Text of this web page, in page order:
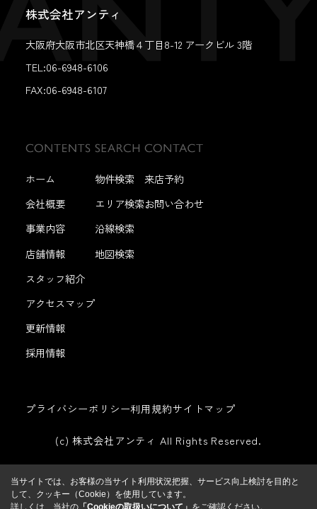
株式会社アンティ
大阪府大阪市北区天神橋４丁目8-12 アークビル 3階
TEL:06-6948-6106
FAX:06-6948-6107
ホーム
会社概要
事業内容
店舗情報
スタッフ紹介
アクセスマップ
更新情報
採用情報
物件検索
エリア検索
沿線検索
地図検索
来店予約
お問い合わせ
プライバシーポリシー利用規約サイトマップ
(c) 株式会社アンティ All Rights Reserved.
当サイトでは、お客様の当サイト利用状況把握、サービス向上検討を目的と
して、クッキー（Cookie）を使用しています。
詳しくは、当社の 「Cookieの取扱いについて」 をご確認ください。